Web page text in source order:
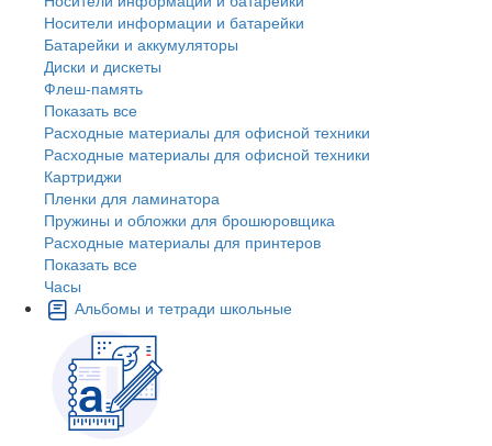
Носители информации и батарейки
Батарейки и аккумуляторы
Диски и дискеты
Флеш-память
Показать все
Расходные материалы для офисной техники
Расходные материалы для офисной техники
Картриджи
Пленки для ламинатора
Пружины и обложки для брошюровщика
Расходные материалы для принтеров
Показать все
Часы
Альбомы и тетради школьные